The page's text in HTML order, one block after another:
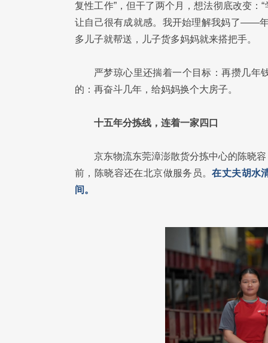
复性工作”，但干了两个月，想法彻底改变
让自己很有成就感。我开始理解我妈了——
多儿子就帮送，儿子货多妈妈就来搭把手。
严梦琼心里还揣着一个目标：再攒几年
的：再奋斗几年，给妈妈换个大房子。
十五年分拣线，连着一家四口
京东物流东莞漳澎散货分拣中心的陈晓
前，陈晓容还在北京做服务员。在丈夫胡水
间。